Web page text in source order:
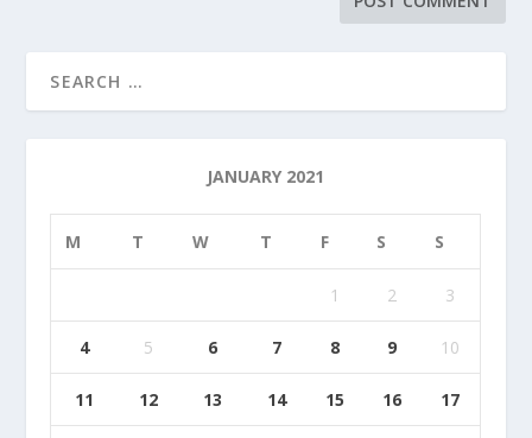
JANUARY 2021
M T W T F S S
1 2 3
4 5 6 7 8 9 10
11 12 13 14 15 16 17